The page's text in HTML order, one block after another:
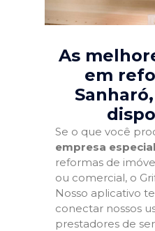
As
em
Se o que você
empresa
reformas de
ou comercial, o
Nosso aplicativo
conectar nossos
prestadores de